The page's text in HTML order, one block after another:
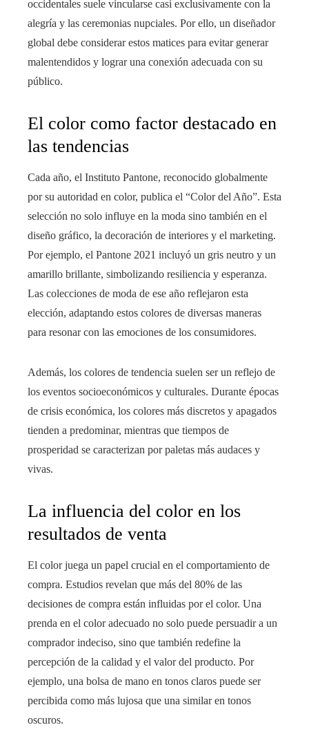
occidentales suele vincularse casi exclusivamente con la
alegría y las ceremonias nupciales. Por ello, un diseñador
global debe considerar estos matices para evitar generar
malentendidos y lograr una conexión adecuada con su
público.
El color como factor destacado en
las tendencias
Cada año, el Instituto Pantone, reconocido globalmente
por su autoridad en color, publica el “Color del Año”. Esta
selección no solo influye en la moda sino también en el
diseño gráfico, la decoración de interiores y el marketing.
Por ejemplo, el Pantone 2021 incluyó un gris neutro y un
amarillo brillante, simbolizando resiliencia y esperanza.
Las colecciones de moda de ese año reflejaron esta
elección, adaptando estos colores de diversas maneras
para resonar con las emociones de los consumidores.
Además, los colores de tendencia suelen ser un reflejo de
los eventos socioeconómicos y culturales. Durante épocas
de crisis económica, los colores más discretos y apagados
tienden a predominar, mientras que tiempos de
prosperidad se caracterizan por paletas más audaces y
vivas.
La influencia del color en los
resultados de venta
El color juega un papel crucial en el comportamiento de
compra. Estudios revelan que más del 80% de las
decisiones de compra están influidas por el color. Una
prenda en el color adecuado no solo puede persuadir a un
comprador indeciso, sino que también redefine la
percepción de la calidad y el valor del producto. Por
ejemplo, una bolsa de mano en tonos claros puede ser
percibida como más lujosa que una similar en tonos
oscuros.